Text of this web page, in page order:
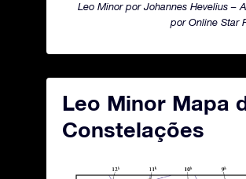
Leo Minor por Johannes Hevelius –
por Online Star
Leo Minor Mapa
Constelações